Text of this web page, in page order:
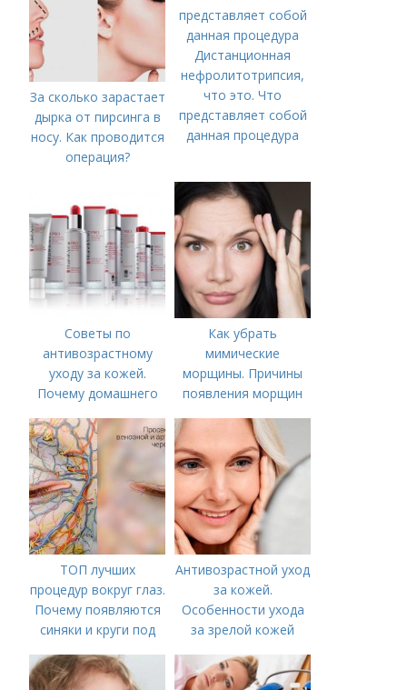
За сколько зарастает
дырка от пирсинга в
носу. Как проводится
операция?
Дистанционная
нефролитотрипсия,
что это. Что
представляет собой
данная процедура
Советы по
антивозрастному
уходу за кожей.
Почему домашнего
Как убрать
мимические
морщины. Причины
появления морщин
ТОП лучших
процедур вокруг глаз.
Почему появляются
синяки и круги под
Антивозрастной уход
за кожей.
Особенности ухода
за зрелой кожей